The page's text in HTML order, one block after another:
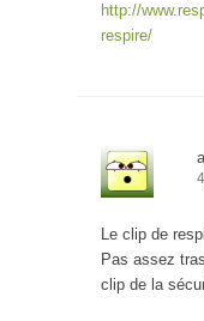
http://
respire/
Le clip de
Pas assez
clip de la